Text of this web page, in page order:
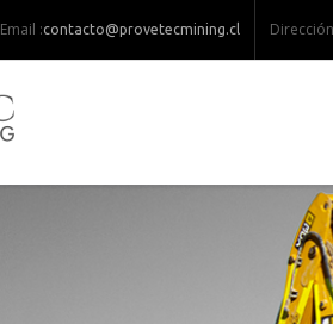
Email :contacto@provetecmining.cl